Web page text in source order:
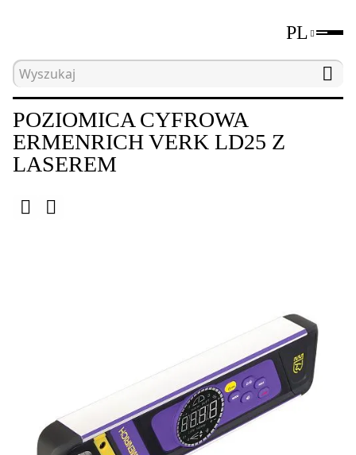
PL
Strona główna Poziomice cyfrowe i
POZIOMICA CYFROWA
ERMENRICH VERK LD25 Z
LASEREM